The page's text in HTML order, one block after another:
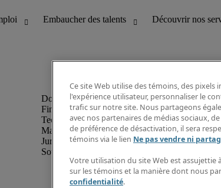
Finance et comptabilité
Technologie
Marketing et création
Juridique
Soutien administratif et à la clientèle
Ce site Web utilise des témoins, des
l'expérience utilisateur, personnaliser le
trafic sur notre site. Nous partageons
avec nos partenaires de médias sociaux,
de préférence de désactivation, il sera
témoins via le lien Ne pas vendre ni
Votre utilisation du site Web est assujettie
sur les témoins et la manière dont nous
confidentialité.